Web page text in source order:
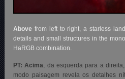
Above from left to right, a starless
details and small structures in the
HaRGB combination.
PT: Acima
, da esquerda para a
modo paisagem revela os detalhes